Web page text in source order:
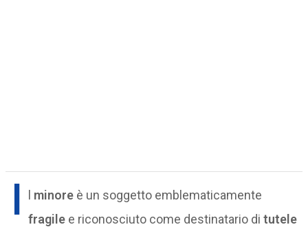
I minoreè un soggetto emblematicamente
fragilee riconosciuto come destinatario di tutele